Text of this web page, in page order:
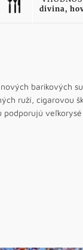
divina,
barikových
ruží, cigarovou
podporujú